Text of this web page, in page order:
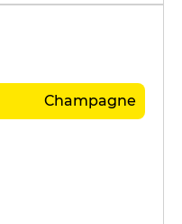
Champagne